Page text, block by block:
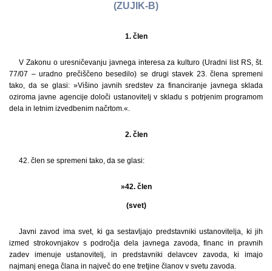
(ZUJIK-B)
1. člen
V Zakonu o uresničevanju javnega interesa za kulturo (Uradni list RS, št.
77/07 – uradno prečiščeno besedilo) se drugi stavek 23. člena spremeni
tako, da se glasi: »Višino javnih sredstev za financiranje javnega sklada
oziroma javne agencije določi ustanovitelj v skladu s potrjenim programom
dela in letnim izvedbenim načrtom.«.
2. člen
42. člen se spremeni tako, da se glasi:
»42. člen
(svet)
Javni zavod ima svet, ki ga sestavljajo predstavniki ustanovitelja, ki jih
izmed strokovnjakov s področja dela javnega zavoda, financ in pravnih
zadev imenuje ustanovitelj, in predstavniki delavcev zavoda, ki imajo
najmanj enega člana in največ do ene tretjine članov v svetu zavoda.